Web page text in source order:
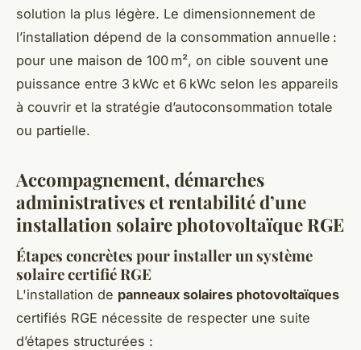
solution la plus légère. Le dimensionnement de
l’installation dépend de la consommation annuelle :
pour une maison de 100 m², on cible souvent une
puissance entre 3 kWc et 6 kWc selon les appareils
à couvrir et la stratégie d’autoconsommation totale
ou partielle.
Accompagnement, démarches
administratives et rentabilité d’une
installation solaire photovoltaïque RGE
Étapes concrètes pour installer un système
solaire certifié RGE
L'installation de panneaux solaires photovoltaïques
certifiés RGE nécessite de respecter une suite
d’étapes structurées :